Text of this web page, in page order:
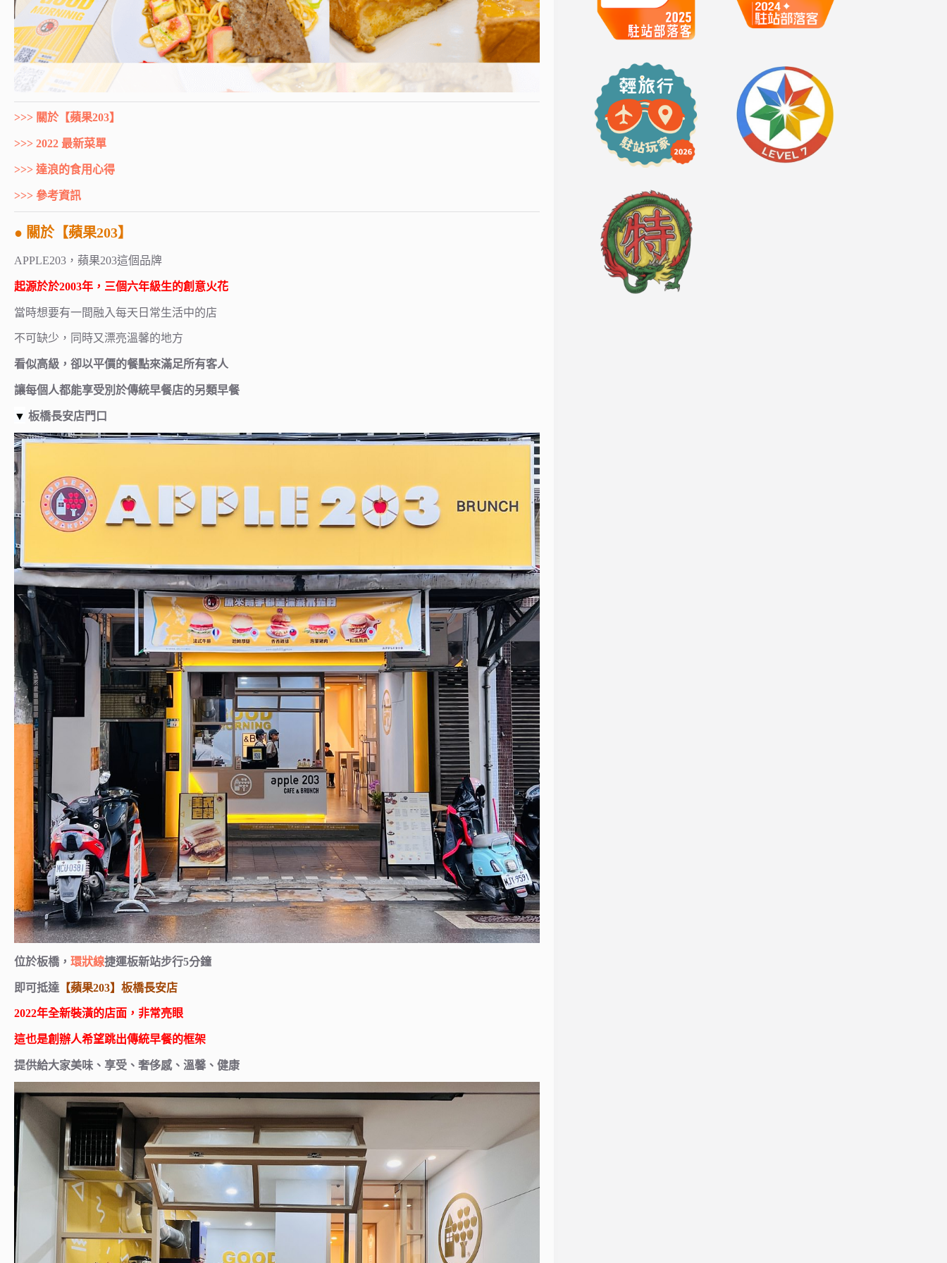
>>> 關於【蘋果203】
>>> 2022 最新菜單
>>> 達浪的食用心得
>>> 參考資訊
● 關於【蘋果203】
APPLE203，蘋果203這個品牌
起源於於2003年，三個六年級生的創意火花
當時想要有一間融入每天日常生活中的店
不可缺少，同時又漂亮溫馨的地方
看似高級，卻以平價的餐點來滿足所有客人
讓每個人都能享受別於傳統早餐店的另類早餐
▼ 板橋長安店門口
位於板橋， 環狀線捷運板新站步行5分鐘
即可抵達 【蘋果203】板橋長安店
2022年全新裝潢的店面，非常亮眼
這也是創辦人希望跳出傳統早餐的框架
提供給大家美味、享受、奢侈感、溫馨、健康